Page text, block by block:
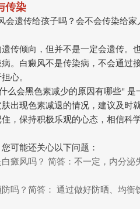
传染
会遗传给孩子吗？会不会传染给
传倾向，但并不是一定会遗传。
。白癜风不是传染病，不会通过
心。
么会黑色素减少的原因有哪些" 是
出现色素减退的情况，建议及时
，保持积极乐观的心态，相信科
可能还关心以下问题：
癜风吗？ 简答：不一定，内分
吗？简答： 通过做好防晒、均